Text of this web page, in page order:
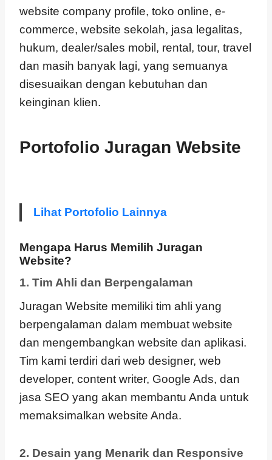
website company profile, toko online, e-
commerce, website sekolah, jasa legalitas,
hukum, dealer/sales mobil, rental, tour, travel
dan masih banyak lagi, yang semuanya
disesuaikan dengan kebutuhan dan
keinginan klien.
Portofolio Juragan Website
Lihat Portofolio Lainnya
Mengapa Harus Memilih Juragan
Website?
1. Tim Ahli dan Berpengalaman
Juragan Website memiliki tim ahli yang
berpengalaman dalam membuat website
dan mengembangkan website dan aplikasi.
Tim kami terdiri dari web designer, web
developer, content writer, Google Ads, dan
jasa SEO yang akan membantu Anda untuk
memaksimalkan website Anda.
2. Desain yang Menarik dan Responsive